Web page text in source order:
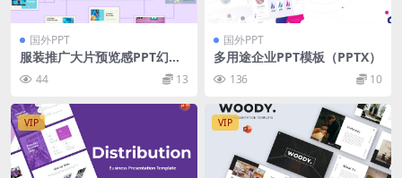
国外PPT
服装推广大片预览感PPT幻灯
片模板下载 Enter – Business
Presentation PowerPoint T
emplate
44 13
国外PPT
多用途企业PPT模板（PPTX）
136 10
VIP VIP